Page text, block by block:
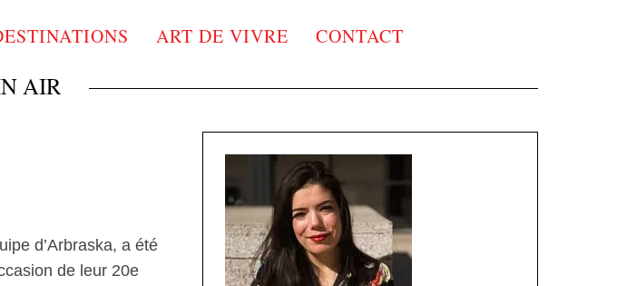
ART DE VIVRE CONTACT
AIR
d’Arbraska, a été
de leur 20e